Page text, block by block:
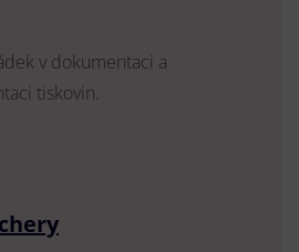
v dokumentaci a
tiskovin.